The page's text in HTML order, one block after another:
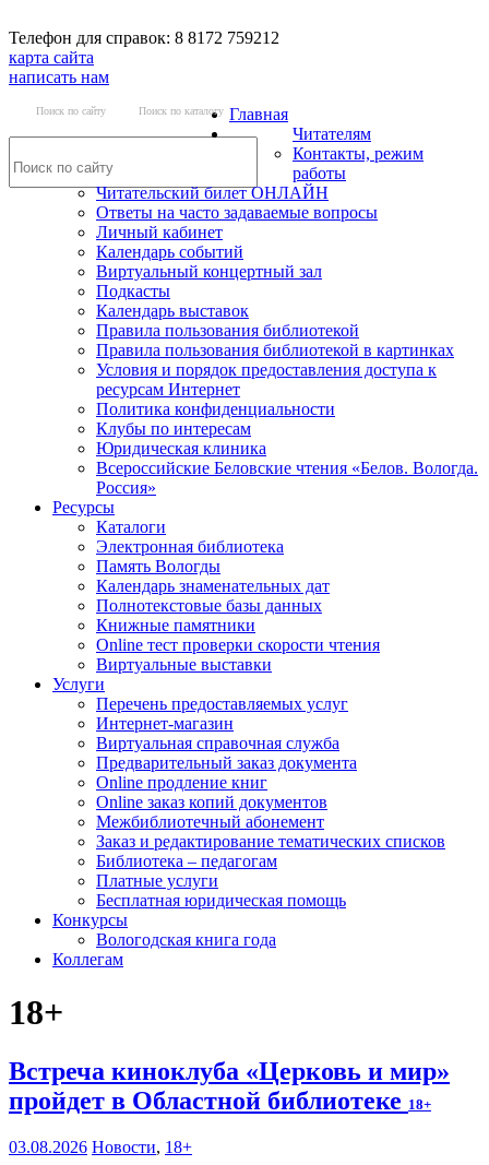
Телефон для справок: 8 8172 759212
карта сайта
написать нам
Поиск по сайту Поиск по каталогу Главная
Читателям
Контакты, режим
работы
Читательский билет ОНЛАЙН
Ответы на часто задаваемые вопросы
Личный кабинет
Календарь событий
Виртуальный концертный зал
Подкасты
Календарь выставок
Правила пользования библиотекой
Правила пользования библиотекой в картинках
Условия и порядок предоставления доступа к
ресурсам Интернет
Политика конфиденциальности
Клубы по интересам
Юридическая клиника
Всероссийские Беловские чтения «Белов. Вологда.
Россия»
Ресурсы
Каталоги
Электронная библиотека
Память Вологды
Календарь знаменательных дат
Полнотекстовые базы данных
Книжные памятники
Online тест проверки скорости чтения
Виртуальные выставки
Услуги
Перечень предоставляемых услуг
Интернет-магазин
Виртуальная справочная служба
Предварительный заказ документа
Online продление книг
Online заказ копий документов
Межбиблиотечный абонемент
Заказ и редактирование тематических списков
Библиотека – педагогам
Платные услуги
Бесплатная юридическая помощь
Конкурсы
Вологодская книга года
Коллегам
18+
Встреча киноклуба «Церковь и мир»
пройдет в Областной библиотеке 18+
03.08.2026 Новости, 18+